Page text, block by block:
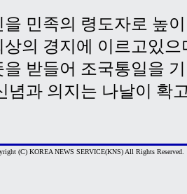
을 민족의 령도자로 높
의 경지에 이르고있
받들어 조국통일을
념과 의지는 나날이 확
(C) KOREA NEWS SERVICE(KNS) All Rights Reserved.